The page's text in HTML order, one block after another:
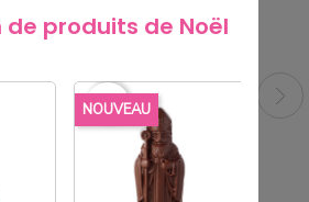
de produits de Noël
NOUVEAU
favorite_border